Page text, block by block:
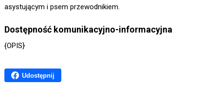
asystującym i psem przewodnikiem.
Dostępność komunikacyjno-informacyjna
{OPIS}
Udostępnij